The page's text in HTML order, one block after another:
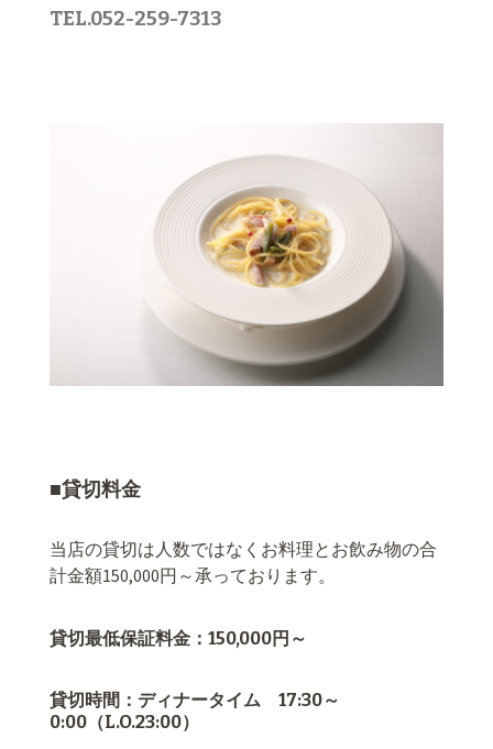
TEL.052-259-7313
■貸切料金
当店の貸切は人数ではなくお料理とお飲み物の合
計金額150,000円～承っております。
貸切最低保証料金：150,000円～
貸切時間：ディナータイム 17:30～
0:00（L.O.23:00）